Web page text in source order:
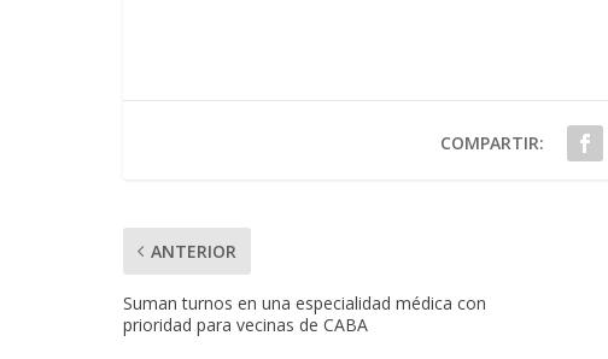
COMPARTIR:
ANTERIOR
Suman turnos en una especialidad médica con
prioridad para vecinas de CABA